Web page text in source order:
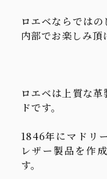
ロエベならでは
内部でお楽しみ頂
ロエベは上質な
ドです。
1846年にマドリ
レザー製品を作
す。